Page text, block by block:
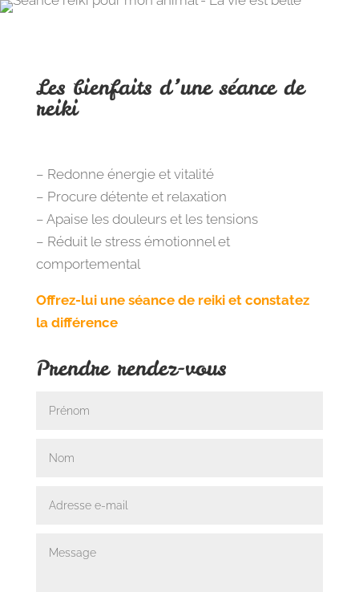
Les bienfaits d’une séance de
reiki
– Redonne énergie et vitalité
– Procure détente et relaxation
– Apaise les douleurs et les tensions
– Réduit le stress émotionnel et
comportemental
Offrez-lui une séance de reiki et constatez
la différence
Prendre rendez-vous